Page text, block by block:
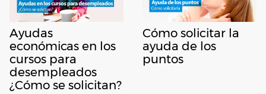
Ayudas
económicas en los
cursos para
desempleados
¿Cómo se solicitan?
Cómo solicitar la
ayuda de los
puntos